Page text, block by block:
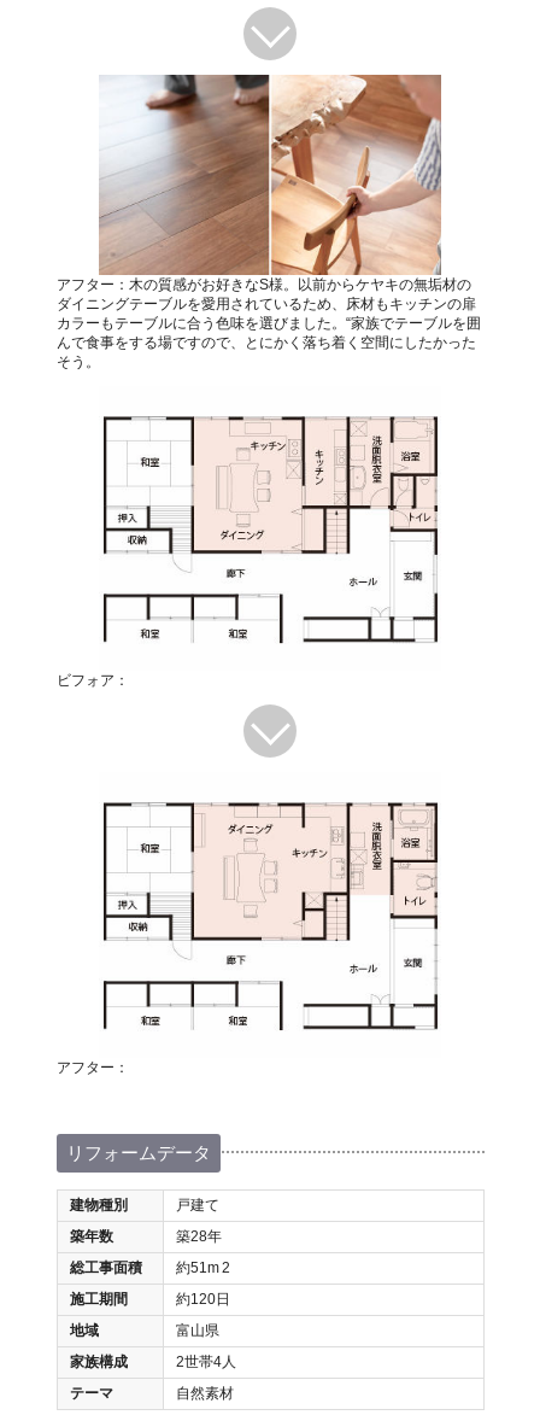
アフター：木の質感がお好きなS様。以前からケヤキの無垢材の
ダイニングテーブルを愛用されているため、床材もキッチンの扉
カラーもテーブルに合う色味を選びました。“家族でテーブルを囲
んで食事をする場ですので、とにかく落ち着く空間にしたかった
そう。
ビフォア：
アフター：
リフォームデータ
建物種別
戸建て
築年数
築28年
総工事面積
約51m2
施工期間
約120日
地域
富山県
家族構成
2世帯4人
テーマ
自然素材